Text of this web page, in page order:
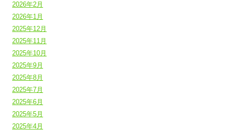
2026年2月
2026年1月
2025年12月
2025年11月
2025年10月
2025年9月
2025年8月
2025年7月
2025年6月
2025年5月
2025年4月